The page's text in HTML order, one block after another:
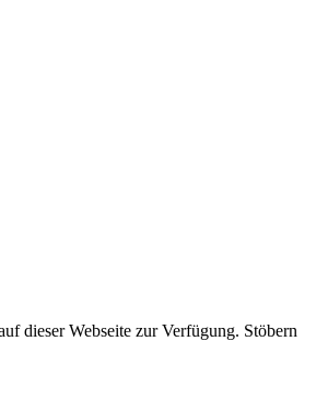
dieser Webseite zur Verfügung. Stöbern